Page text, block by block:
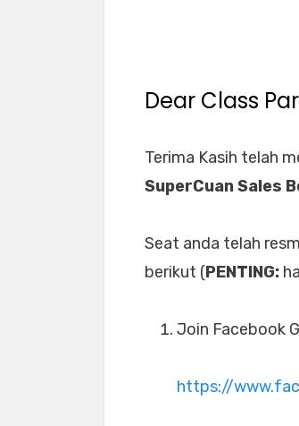
Dear Class
Terima Kasih telah
SuperCuan Sales
Seat anda telah
berikut (PENTING:
Join Facebook
https://